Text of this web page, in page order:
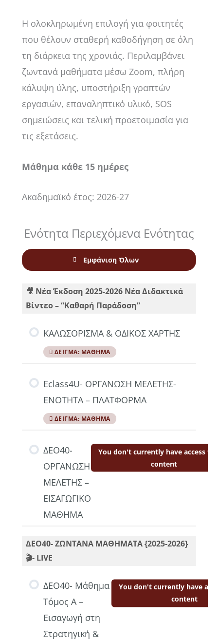
Η ολοκληρωμένη επιλογή για φοιτητές
που θέλουν σταθερή καθοδήγηση σε όλη
τη διάρκεια της χρονιάς. Περιλαμβάνει
ζωντανά μαθήματα μέσω Zoom, πλήρη
κάλυψη ύλης, υποστήριξη γραπτών
εργασιών, επαναληπτικό υλικό, SOS
σημειώσεις και τελική προετοιμασία για
τις εξετάσεις.
Μάθημα κάθε 15 ημέρες
Ακαδημαϊκό έτος: 2026-27
Ενότητα Περιεχόμενα Ενότητας
Εμφάνιση Όλων
🎥 Νέα Έκδοση 2025-2026 Νέα Διδακτικά
Βίντεο – “Καθαρή Παράδοση”
ΚΑΛΩΣΟΡΙΣΜΑ & ΟΔΙΚΟΣ ΧΑΡΤΗΣ
ΔΕΊΓΜΑ: ΜΆΘΗΜΑ
Eclass4U- ΟΡΓΑΝΩΣΗ ΜΕΛΕΤΗΣ-
ΕΝΟΤΗΤΑ – ΠΛΑΤΦΟΡΜΑ
ΔΕΊΓΜΑ: ΜΆΘΗΜΑ
ΔΕΟ40-
ΟΡΓΑΝΩΣΗ
ΜΕΛΕΤΗΣ –
ΕΙΣΑΓΩΓΙΚΟ
ΜΑΘΗΜΑ
You don't currently have access to
content
ΔΕΟ40- ΖΩΝΤΑΝΑ ΜΑΘΗΜΑΤΑ {2025-2026}
🎬- LIVE
ΔΕΟ40- Μάθημα
Τόμος Α –
Εισαγωγή στη
Στρατηγική &
You don't currently have
content